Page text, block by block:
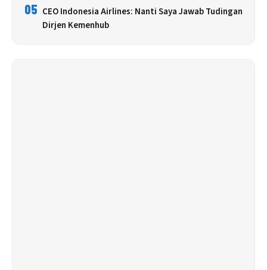
05 CEO Indonesia Airlines: Nanti Saya Jawab Tudingan
Dirjen Kemenhub